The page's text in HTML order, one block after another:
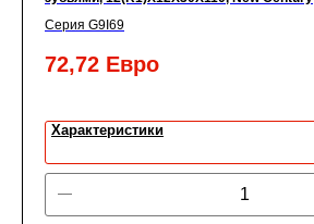
Серия G9I69
72,72 Евро
Характеристики